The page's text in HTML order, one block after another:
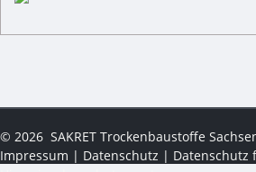
© 2026 SAKRET Trockenbaustoffe
Impressum | Datenschutz | Datenschutz